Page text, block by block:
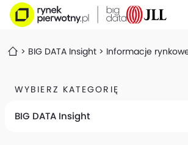
BIG DATA Insight Informacje
WYBIERZ KATEGORIĘ
BIG DATA Insight